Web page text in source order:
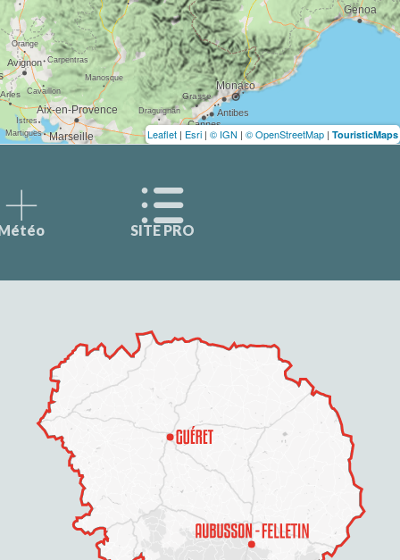
Leaflet | Esri | © IGN | © OpenStreetMap | TouristicMaps
SITE PRO